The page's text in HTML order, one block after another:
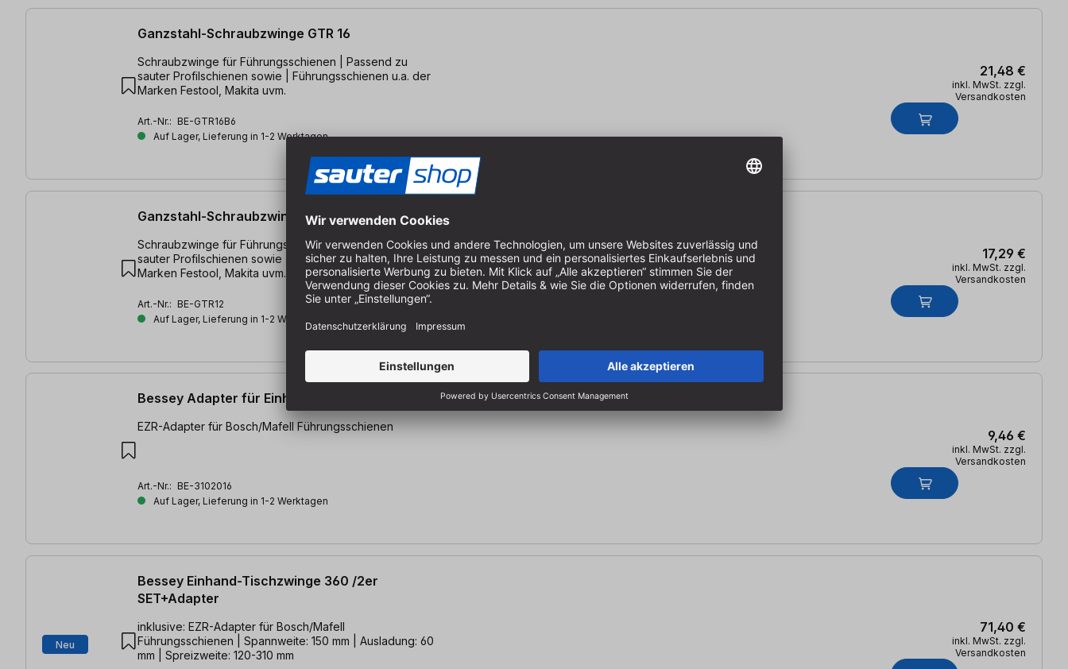
Ganzstahl-Schraubzwinge GTR 16
Schraubzwinge für Führungsschienen | Passend zu
sauter Profilschienen sowie | Führungsschienen u.a. der
Marken Festool, Makita uvm.
Art.-Nr.: BE-GTR16B6
Auf Lager, Lieferung in 1-2 Werktagen
21,48 €
inkl. MwSt. zzgl.
Versandkosten
Ganzstahl-Schraubzwinge GTR 12
Schraubzwinge für Führungsschienen | Passend zu
sauter Profilschienen sowie | Führungsschienen u.a. der
Marken Festool, Makita uvm.
Art.-Nr.: BE-GTR12
Auf Lager, Lieferung in 1-2 Werktagen
17,29 €
inkl. MwSt. zzgl.
Versandkosten
Bessey Adapter für Einhand-Tischzwinge EZR15
EZR-Adapter für Bosch/Mafell Führungsschienen
Art.-Nr.: BE-3102016
Auf Lager, Lieferung in 1-2 Werktagen
9,46 €
inkl. MwSt. zzgl.
Versandkosten
Neu
Bessey Einhand-Tischzwinge 360 /2er
SET+Adapter
inklusive: EZR-Adapter für Bosch/Mafell
Führungsschienen | Spannweite: 150 mm | Ausladung: 60
mm | Spreizweite: 120-310 mm
71,40 €
inkl. MwSt. zzgl.
Versandkosten